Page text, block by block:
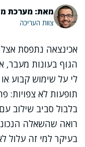
מאת: מערכת
צוות העריכה
אכינצאה נתפסת
הגוף בעונות
לי על שימוש קבוע
תופעות לא צפויות:
בלבול סביב שילוב
רואה שהשאלה
בעיקר למי זה עלול